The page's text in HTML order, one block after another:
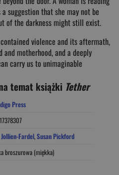
suggestion that she may not be
of the darkness might still exist.
violence and its aftermath,
motherhood, and a deeply
carry us to unimaginable
temat książki Tether
Press
Fardel,Susan Pickford
broszurowa (miękka)